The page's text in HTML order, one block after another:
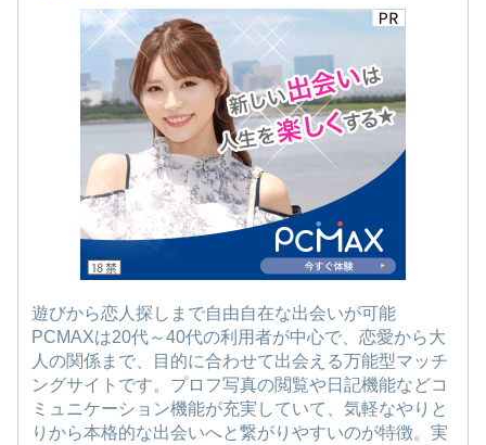
遊びから恋人探しまで自由自在な出会いが可能
PCMAXは20代～40代の利用者が中心で、恋愛から大
人の関係まで、目的に合わせて出会える万能型マッチ
ングサイトです。プロフ写真の閲覧や日記機能などコ
ミュニケーション機能が充実していて、気軽なやりと
りから本格的な出会いへと繋がりやすいのが特徴。実